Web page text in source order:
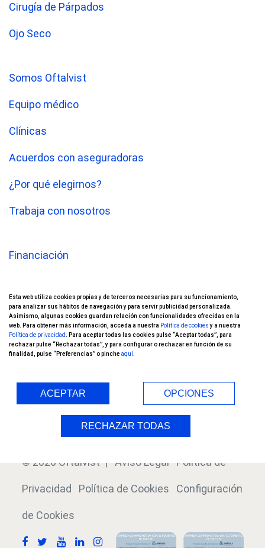
Cirugía de Párpados
Ojo Seco
Somos Oftalvist
Equipo médico
Clínicas
Acuerdos con aseguradoras
¿Por qué elegirnos?
Trabaja con nosotros
Financiación
Nuestros pacientes opinan
Ensayos Clínicos
© 2026 Oftalvist |Aviso Legal Política de
Privacidad Política de Cookies Configuración
de Cookies
Esta web utiliza cookies propias y de terceros necesarias para su funcionamiento,
para analizar sus hábitos de navegación y para servir publicidad personalizada.
Asimismo, algunas cookies guardan relación con funcionalidades ofrecidas en la
web. Para obtener más información, acceda a nuestra Política de cookiesy a nuestra
Política de privacidad
. Para aceptar todas las cookies pulse “Aceptar todas”, para
rechazar pulse “Rechazar todas”, y para configurar o rechazar en función de su
finalidad, pulse “Preferencias” o pinche aquí
ACEPTAR OPCIONES
RECHAZAR TODAS